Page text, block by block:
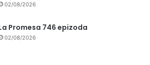
02/08/2026
Promesa 746 epizoda
02/08/2026